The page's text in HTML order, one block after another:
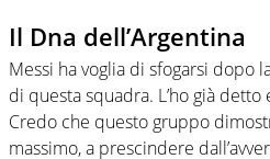
Il Dna dell’Argentina
Messi ha voglia di sfogarsi dopo
di questa squadra. L’ho già
Credo che questo gruppo
massimo, a prescindere